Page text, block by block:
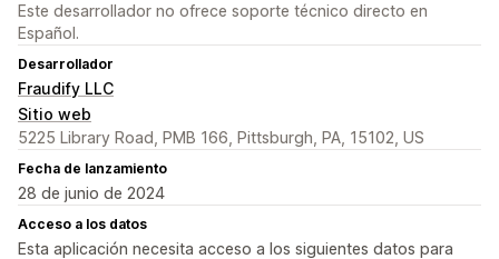
Este desarrollador no ofrece soporte técnico directo en
Español.
Desarrollador
Fraudify LLC
Sitio web
5225 Library Road, PMB 166, Pittsburgh, PA, 15102, US
Fecha de lanzamiento
28 de junio de 2024
Acceso a los datos
Esta aplicación necesita acceso a los siguientes datos para